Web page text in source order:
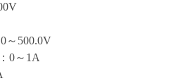
500.0V
0～1A